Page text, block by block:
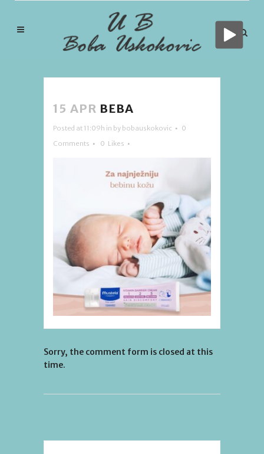
15 APR BEBA
Posted at 11:09h in by bobauskokovic
0
Comments
0 Likes
Sorry, the comment form is closed at this
time.